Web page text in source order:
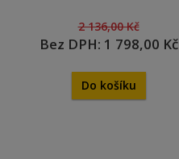
2 136,00 Kč
Bez DPH: 1 798,00 Kč
Do košíku